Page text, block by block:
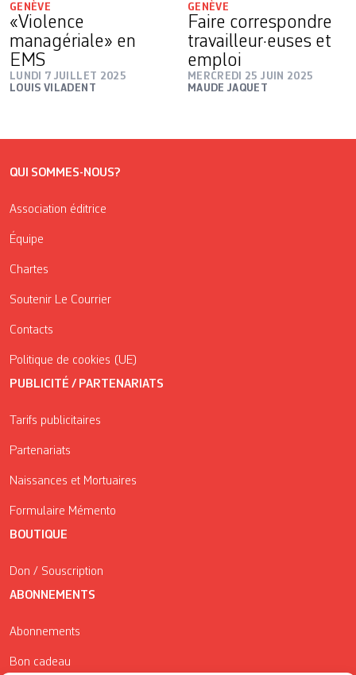
GENÈVE
«Violence
managériale» en
EMS
LUNDI 7 JUILLET 2025
LOUIS VILADENT
GENÈVE
Faire correspondre
travailleur·euses et
emploi
MERCREDI 25 JUIN 2025
MAUDE JAQUET
QUI SOMMES-NOUS?
Association éditrice
Équipe
Chartes
Soutenir Le Courrier
Contacts
Politique de cookies (UE)
PUBLICITÉ / PARTENARIATS
Tarifs publicitaires
Partenariats
Naissances et Mortuaires
Formulaire Mémento
BOUTIQUE
Don / Souscription
ABONNEMENTS
Abonnements
Bon cadeau